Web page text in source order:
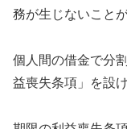
務が生じないこと
個人間の借金で分
益喪失条項」を設